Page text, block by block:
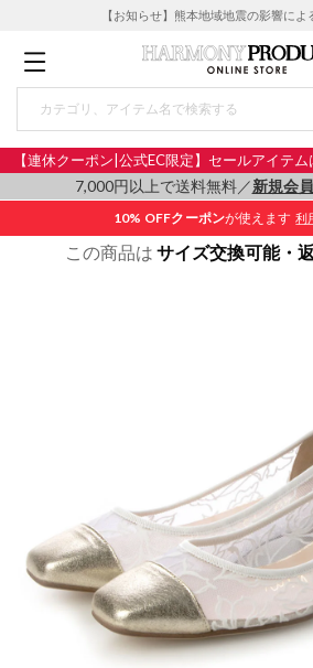
【お知らせ】熊本地域地震の影響によ
【連休クーポン|公式EC限定】セールアイテム
7,000円以上で送料無料／新規会
10% OFFクーポンが使えます 利
この商品は サイズ交換可能・